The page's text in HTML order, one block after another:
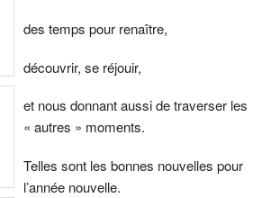
des temps pour renaître,
découvrir, se réjouir,
et nous donnant aussi de traverser les
« autres » moments.
Telles sont les bonnes nouvelles pour
l’année nouvelle.